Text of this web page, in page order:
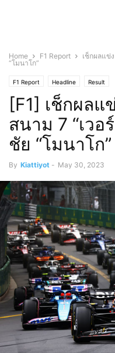
Home F1 Report
เช็กผลแข่
“โมนาโก”
F1 Report Headline Result
[F1] เช็กผล
สนาม 7 “เวอ
ชัย “โมนาโก”
By Kiattiyot - May 30, 2023